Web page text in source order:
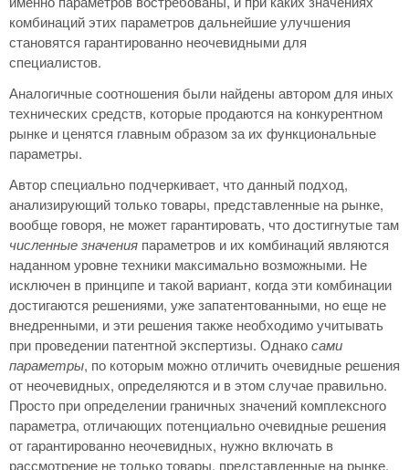
комбинаций этих параметров дальнейшие улучшения
становятся гарантированно неочевидными для
специалистов.
Аналогичные соотношения были найдены автором для иных
технических средств, которые продаются на конкурентном
рынке и ценятся главным образом за их функциональные
параметры.
Автор специально подчеркивает, что данный подход,
анализирующий только товары, представленные на рынке,
вообще говоря, не может гарантировать, что достигнутые там
численные значения параметров и их комбинаций являются
наданном уровне техники максимально возможными. Не
исключен в принципе и такой вариант, когда эти комбинации
достигаются решениями, уже запатентованными, но еще не
внедренными, и эти решения также необходимо учитывать
при проведении патентной экспертизы. Однакосами
параметры, по которым можно отличить очевидные решения
от неочевидных, определяются и в этом случае правильно.
Просто при определении граничных значений комплексного
параметра, отличающих потенциально очевидные решения
от гарантированно неочевидных, нужно включать в
рассмотрение не только товары, представленные на рынке,